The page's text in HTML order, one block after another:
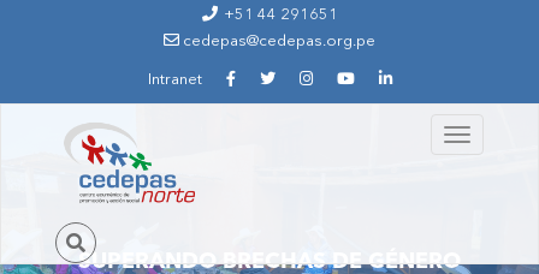
+51 44 291651
cedepas@cedepas.org.pe
Intranet
Toggle
navigation
img_9729.jpg
SUPERANDO BRECHAS DE GÉNERO